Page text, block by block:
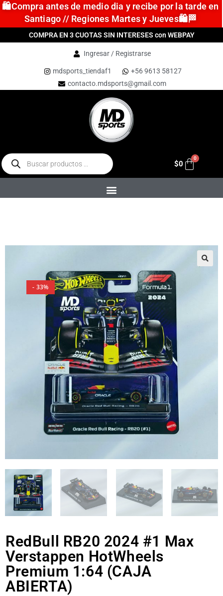
🛍️Compra antes de medio dia y recibe por la tarde en
Santiago // Regiones Martes y Jueves🛍️🏁
COMPRA EN 3 CUOTAS SIN INTERESES con WEBPAY
Ingresar / Registrarse
mdsports_tiendaf1
+56 9613 58127
contacto.mdsports@gmail.com
$0
- 33%
RedBull RB20 2024 #1 Max
Verstappen HotWheels
Premium 1:64 (CAJA
ABIERTA)